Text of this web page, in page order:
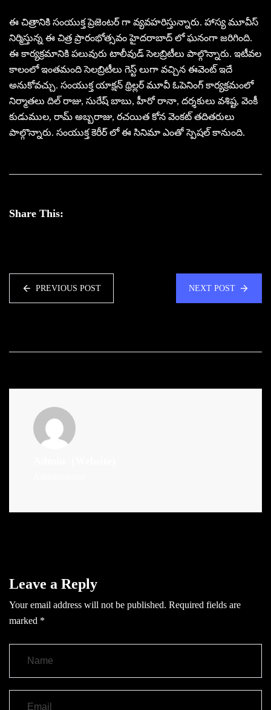
ఈ చిత్రానికి సంయుక్త ప్రెజెంటర్ గా వ్యవహరిస్తున్నారు. హాస్య మూవీస్
నిర్మిస్తున్న ఈ చిత్ర ప్రారంభోత్సవం హైదరాబాద్ లో ఘనంగా జరిగింది.
ఈ కార్యక్రమానికి పలువురు టాలీవుడ్ సెలబ్రిటీలు పాల్గొన్నారు. ఇటీవల
కాలంలో ఇంతమంది సెలబ్రిటీలు గెస్ట్ లుగా వచ్చిన ఈవెంట్ ఇదే
అనుకోవచ్చు. సంయుక్త యాక్షన్ థ్రిల్లర్ మూవీ ఓపెనింగ్ కార్యక్రమంలో
నిర్మాతలు దిల్ రాజు, సురేష్ బాబు, హీరో రానా, దర్శకులు వశిష్ట, వెంకీ
కుడుముల, రామ్ అబ్బరాజు, రచయిత కోన వెంకట్ తదితరులు
పాల్గొన్నారు. సంయుక్త కెరీర్ లో ఈ సినిమా ఎంతో స్పెషల్ కానుంది.
Share This:
PREVIOUS POST NEXT POST
Leave a Reply
Your email address will not be published. Required fields are
marked *